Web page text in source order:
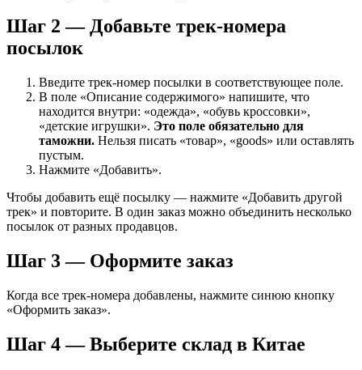
Шаг 2 — Добавьте трек-номера
посылок
Введите трек-номер посылки в соответствующее поле.
В поле «Описание содержимого» напишите, что
находится внутри: «одежда», «обувь кроссовки»,
«детские игрушки». Это поле обязательно для
таможни. Нельзя писать «товар», «goods» или оставлять
пустым.
Нажмите «Добавить».
Чтобы добавить ещё посылку — нажмите «Добавить другой
трек» и повторите. В один заказ можно объединить несколько
посылок от разных продавцов.
Шаг 3 — Оформите заказ
Когда все трек-номера добавлены, нажмите синюю кнопку
«Оформить заказ».
Шаг 4 — Выберите склад в Китае